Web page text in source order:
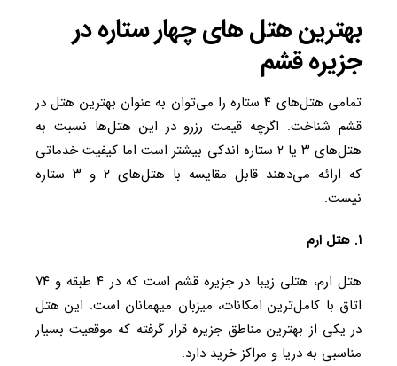
بهترین هتل های چهار ستاره در
جزیره قشم
تمامی هتل‌های ۴ ستاره را می‌توان به عنوان بهترین هتل در
قشم شناخت. اگرچه قیمت رزرو در این هتل‌ها نسبت به
هتل‌های ۳ یا ۲ ستاره اندکی بیشتر است اما کیفیت خدماتی
که ارائه می‌دهند قابل مقایسه با هتل‌های ۲ و ۳ ستاره
نیست.
۱. هتل ارم
هتل ارم، هتلی زیبا در جزیره قشم است که در ۴ طبقه و ۷۴
اتاق با کامل‌ترین امکانات، میزبان میهمانان است. این هتل
در یکی از بهترین مناطق جزیره قرار گرفته که موقعیت بسیار
مناسبی به دریا و مراکز خرید دارد.